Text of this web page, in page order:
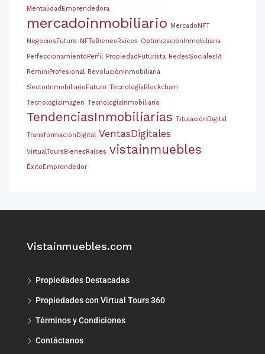
MentalidadEmprendedora
mercadoinmobiliario MercadoNFT
NegociosFuturo NFTsBienesRaíces OptimizaciónInmobiliaria
PerfeccionamientoPerfil PropiedadFuturista RedesSocialesIA
ReminiProfesional RevoluciónInmobiliaria
SectorInmobiliarioFuturo TecnologíaBlockchain
TecnologíaImagen TecnologíaInmobiliaria
TendenciasInmobiliarias TitulaciónDigital
TransformaciónDigital VentasDigitales
VirtualToursBienesRaíces vistainmuebles
ÉxitoEmprendedor
Vistainmuebles.com
Propiedades Destacadas
Propiedades con Virtual Tours 360
Términos y Condiciones
Contáctanos